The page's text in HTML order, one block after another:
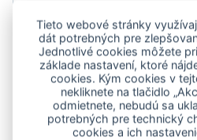
v kufri, Rezerva na
dojazdová (nie je možné
Mode Select - voľba
pre PHEV), Nabíjací
(Mennekes) 16A (len pre
riadenie (len pre Liftback
adaptívny podvozok (len
Tieto webové stránky
dát potrebných pre
Jednotlivé cookies môžete
základe nastavení, ktoré
cookies. Kým cookies v
nekliknete na tlačidlo
odmietnete, nebudú sa
potrebných pre technický
cookies a ich